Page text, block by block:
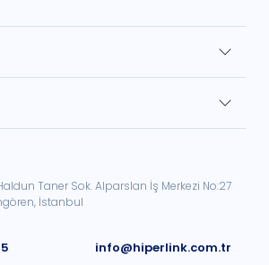
Taner Sok. Alparslan İş Merkezi No:27
İstanbul
info@hiperlink.com.tr